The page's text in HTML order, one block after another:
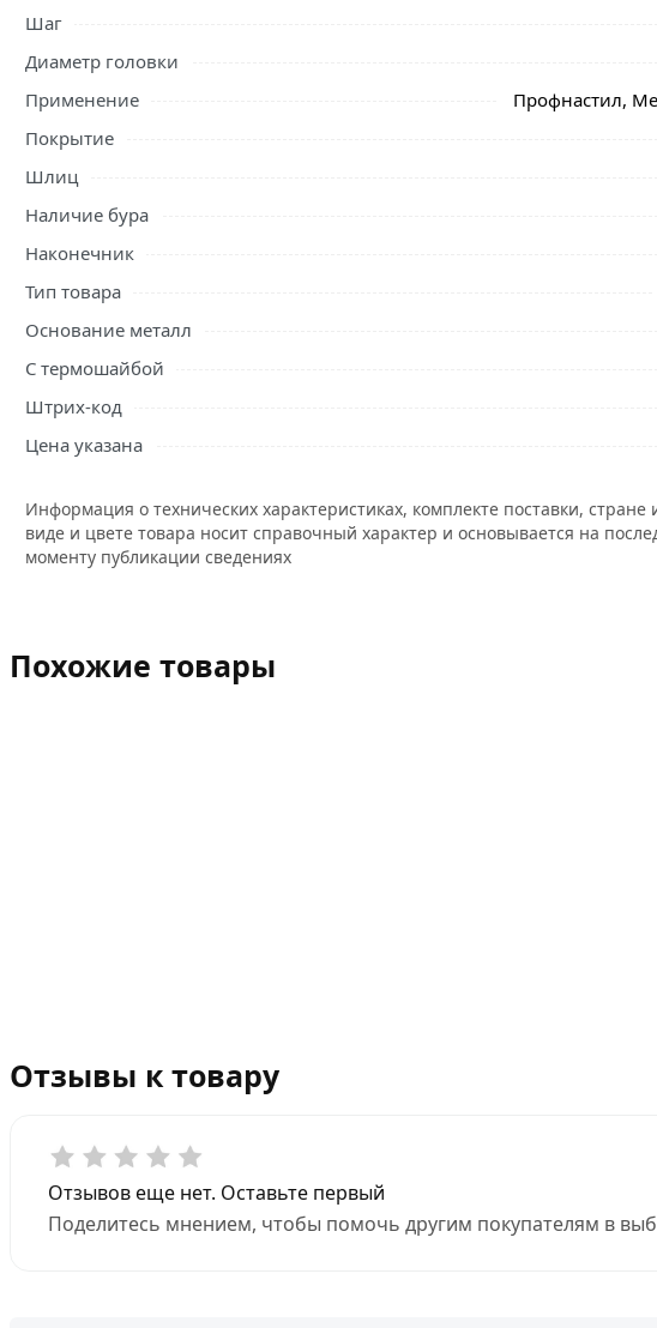
зеленые RAL 6005 из категории
Шаг
Диаметр головки
Применение
Профнастил,
Покрытие
Шлиц
Наличие бура
Наконечник
Тип товара
Основание металл
С термошайбой
Штрих-код
Цена указана
Информация о технических характеристиках, комплекте поставки,
виде и цвете товара носит справочный характер и основывается на
моменту публикации сведениях
Похожие товары
Отзывы к товару
Отзывов еще нет. Оставьте первый
Поделитесь мнением, чтобы помочь другим покупателям в